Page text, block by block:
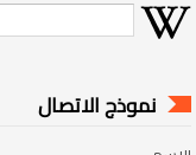
نموذج الاتصال